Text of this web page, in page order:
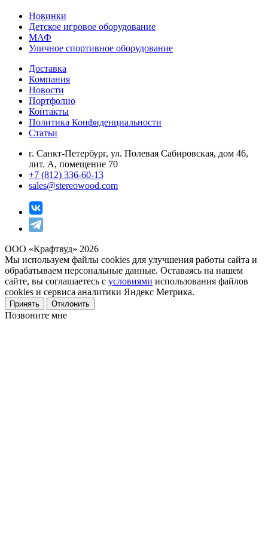
Новинки
Детское игровое оборудование
МАФ
Уличное спортивное оборудование
Доставка
Компания
Новости
Портфолио
Контакты
Политика Конфиденциальности
Статьи
г. Санкт-Петербург, ул. Полевая Сабировская, дом 46,
лит. А, помещение 70
+7 (812) 336-60-13
sales@stereowood.com
ООО «Крафтвуд» 2026
Мы используем файлы cookies для улучшения работы сайта и
обрабатываем персональные данные. Оставаясь на нашем
сайте, вы соглашаетесь с условиями использования файлов
cookies и сервиса аналитики Яндекс Метрика.
Принять Отклонить
Позвоните мне